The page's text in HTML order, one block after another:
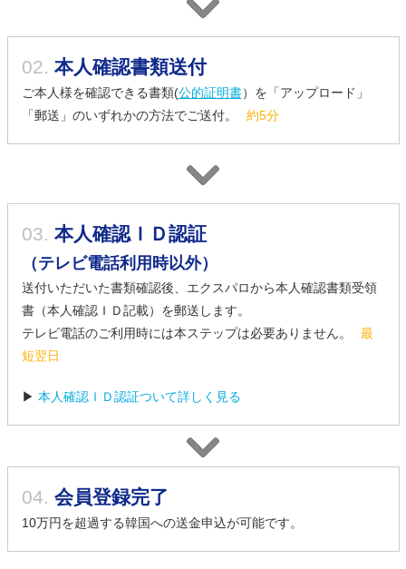
02. 本人確認書類送付
ご本人様を確認できる書類(公的証明書）を「アップロード」
「郵送」のいずれかの方法でご送付。
約5分
03. 本人確認ＩＤ認証
（テレビ電話利用時以外）
送付いただいた書類確認後、エクスパロから本人確認書類受領
書（本人確認ＩＤ記載）を郵送します。
テレビ電話のご利用時には本ステップは必要ありません。
最
短翌日
▶ 本人確認ＩＤ認証ついて詳しく見る
04. 会員登録完了
10万円を超過する韓国への送金申込が可能です。